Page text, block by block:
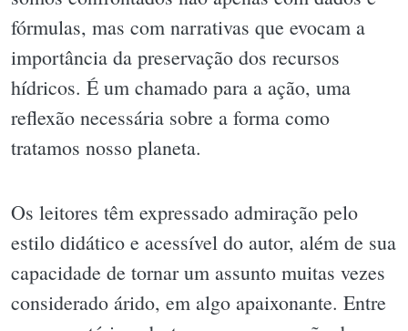
fórmulas, mas com narrativas que evocam a
importância da preservação dos recursos
hídricos. É um chamado para a ação, uma
reflexão necessária sobre a forma como
tratamos nosso planeta.
Os leitores têm expressado admiração pelo
estilo didático e acessível do autor, além de sua
capacidade de tornar um assunto muitas vezes
considerado árido, em algo apaixonante. Entre